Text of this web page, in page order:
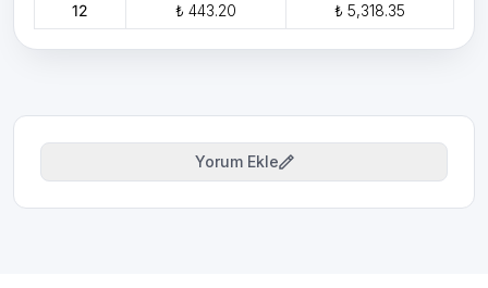
12
₺ 443.20 ₺ 5,318.35
Yorum Ekle